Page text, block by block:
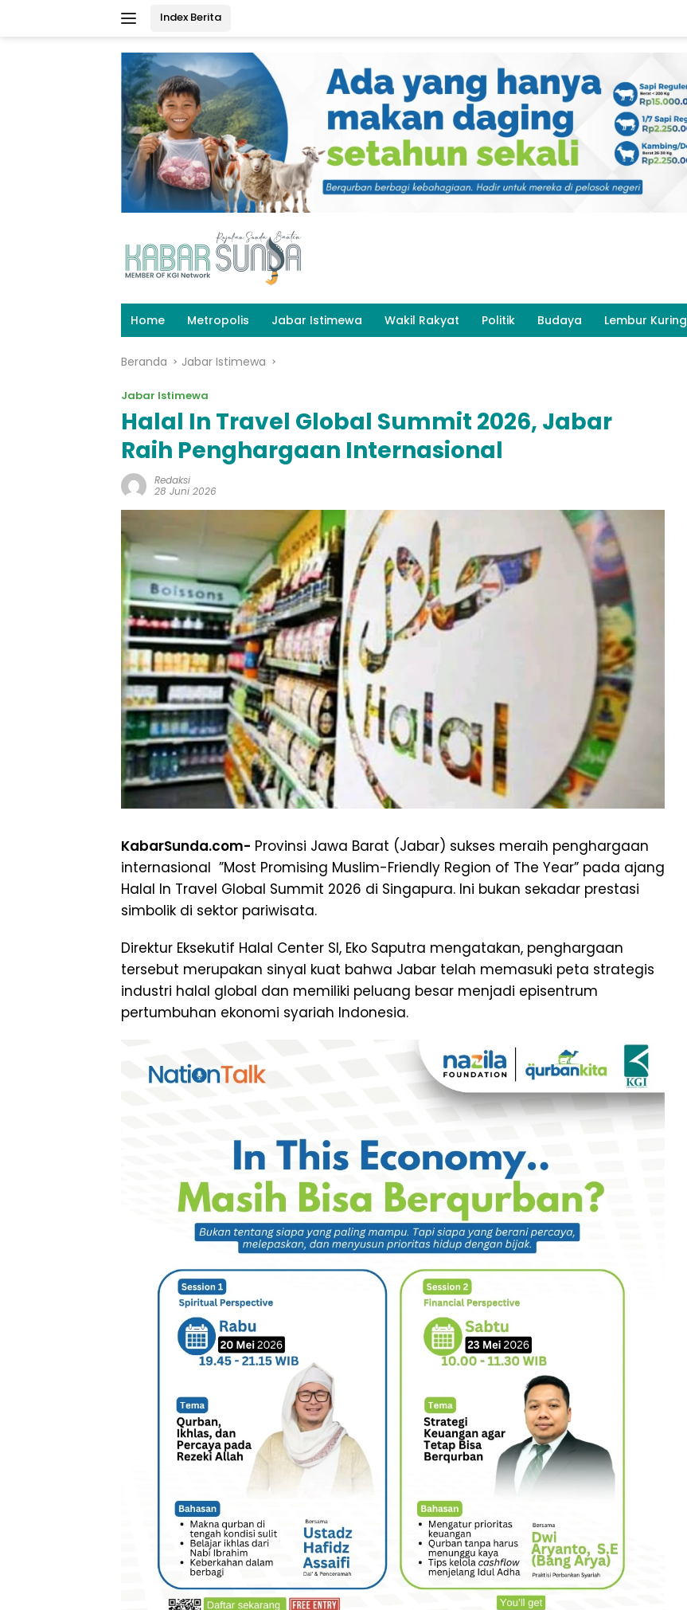
Index Berita
Home Metropolis Jabar Istimewa Wakil Rakyat Politik Budaya Lembur Kuring
Beranda Jabar Istimewa
Jabar Istimewa
Halal In Travel Global Summit 2026, Jabar
Raih Penghargaan Internasional
Redaksi
28 Juni 2026
KabarSunda.com- Provinsi Jawa Barat (Jabar) sukses meraih penghargaan
internasional ”Most Promising Muslim-Friendly Region of The Year” pada ajang
Halal In Travel Global Summit 2026 di Singapura. Ini bukan sekadar prestasi
simbolik di sektor pariwisata.
Direktur Eksekutif Halal Center SI, Eko Saputra mengatakan, penghargaan
tersebut merupakan sinyal kuat bahwa Jabar telah memasuki peta strategis
industri halal global dan memiliki peluang besar menjadi episentrum
pertumbuhan ekonomi syariah Indonesia.